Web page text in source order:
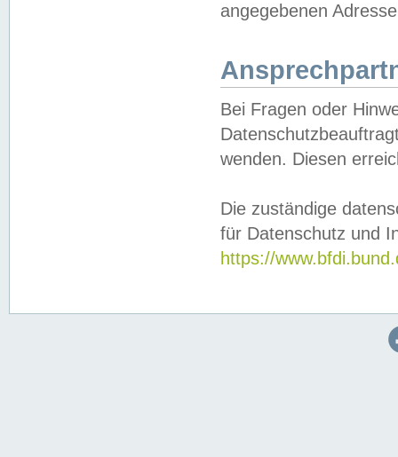
angegebenen
Bei Fragen oder
wenden. Diesen
Die zuständige
für Datenschutz und
https://